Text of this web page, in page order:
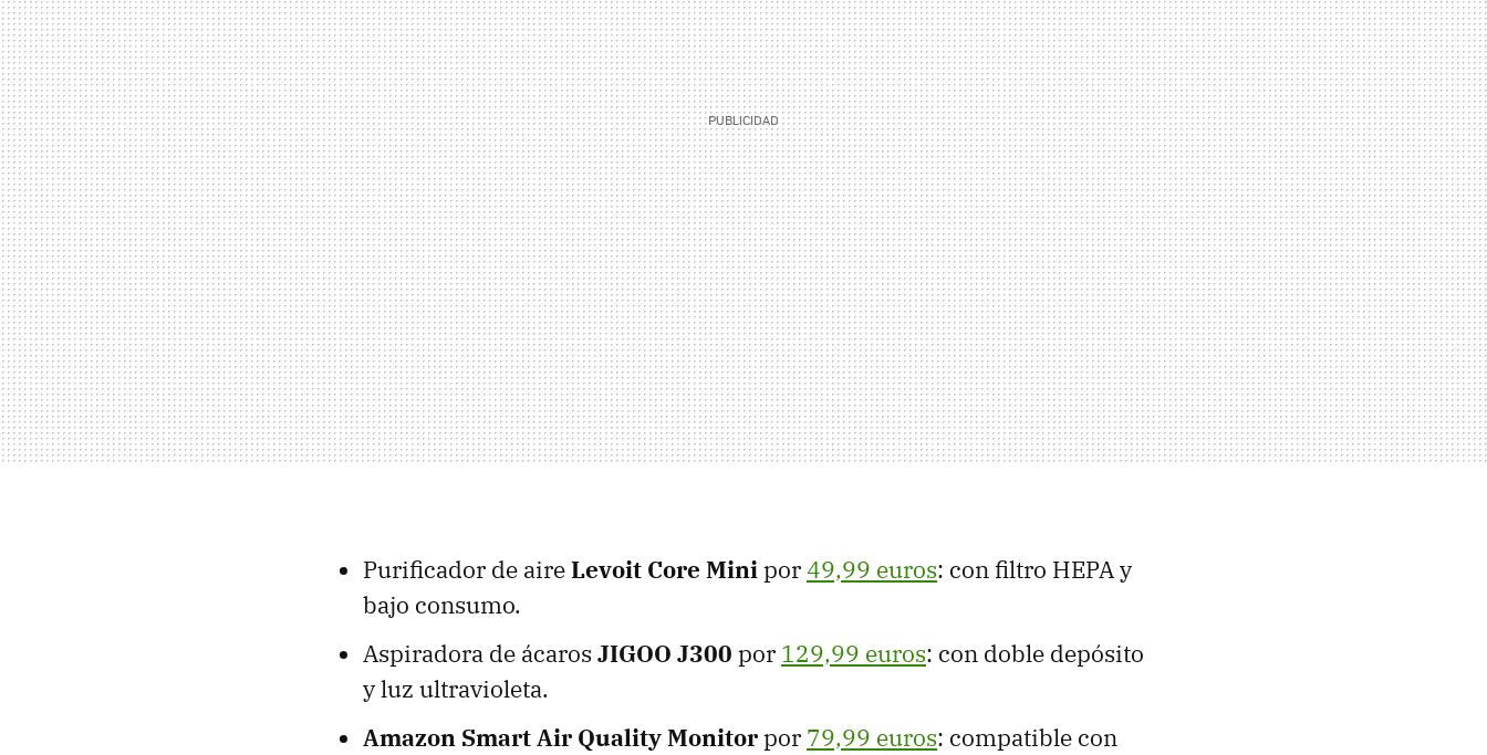
Purificador de aireLevoit Core Minipor49,99 euros: con filtro HEPA y
bajo consumo.
Aspiradora de ácaros JIGOO J300 por 129,99 euros: con doble depósito
y luz ultravioleta.
Amazon Smart Air Quality Monitorpor 79,99 euros: compatible con